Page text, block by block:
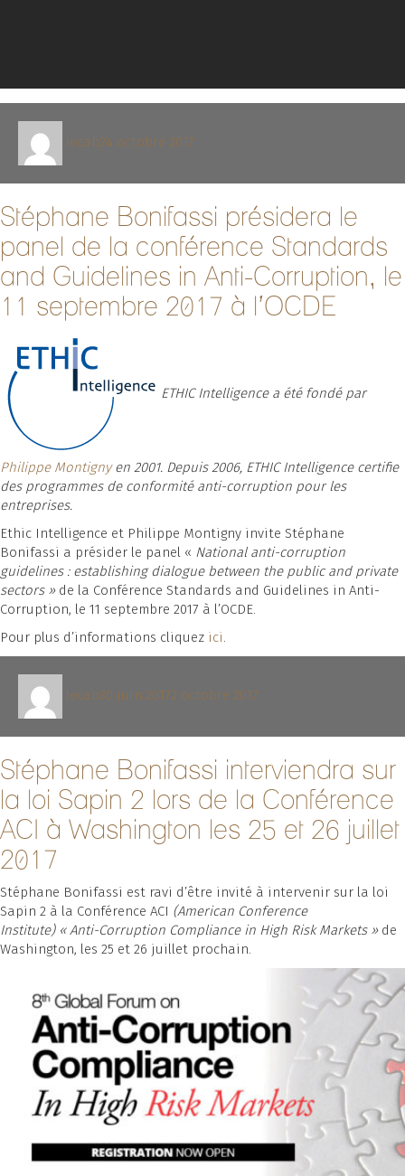
lecable
24 octobre 2017
Stéphane Bonifassi présidera le
panel de la conférence Standards
and Guidelines in Anti-Corruption, le
11 septembre 2017 à l’OCDE
ETHIC Intelligence a été fondé par
Philippe Montignyen 2001. Depuis 2006, ETHIC Intelligence certifie
des programmes de conformité anti-corruption pour les
entreprises.
Ethic Intelligence et Philippe Montigny invite Stéphane
Bonifassi a présider le panel « National anti-corruption
guidelines : establishing dialogue between the public and private
sectors » de la Conférence Standards and Guidelines in Anti-
Corruption, le 11 septembre 2017 à l’OCDE.
Pour plus d’informations cliquez ici.
lecable
30 juin 20172 octobre 2017
Stéphane Bonifassi interviendra sur
la loi Sapin 2 lors de la Conférence
ACI à Washington les 25 et 26 juillet
2017
Stéphane Bonifassi est ravi d’être invité à intervenir sur la loi
Sapin 2 à la Conférence ACI (American Conference
Institute) « Anti-Corruption Compliance in High Risk Markets »de
Washington, les 25 et 26 juillet prochain.